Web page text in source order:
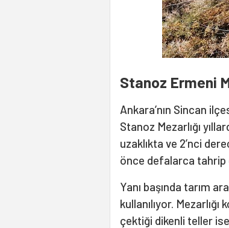
Stanoz Ermeni
Ankara’nın Sincan
Stanoz Mezarlığı
uzaklıkta ve 2’nci
önce defalarca tahrip
Yanı başında tarım
kullanılıyor.
çektiği dikenli teller